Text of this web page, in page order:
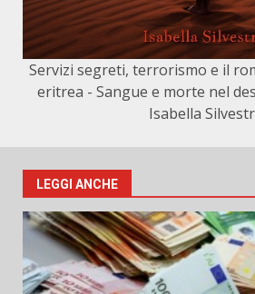
Servizi segreti, terrorismo e il
eritrea - Sangue e morte nel
Isabella
LEGGI ANCHE